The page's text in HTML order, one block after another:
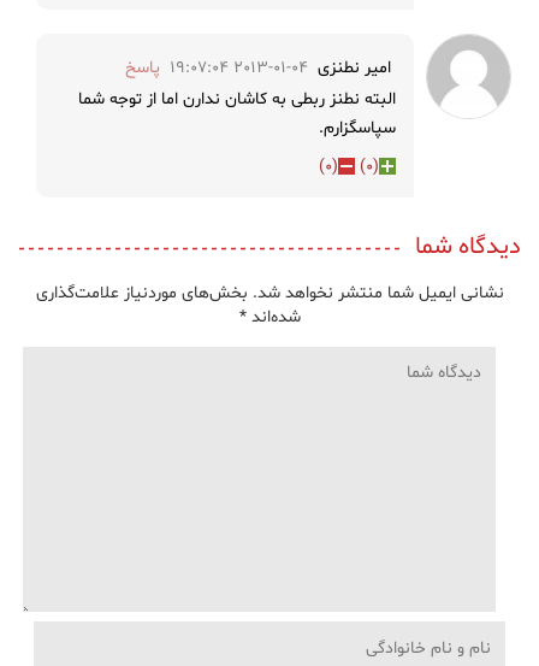
امیر نطنزی 2013-01-04 19:07:04
پاسخ
البته نطنز ربطی به کاشان ندارن اما از توجه شما
سپاسگزارم.
(
0
)
(
0
)
دیدگاه شما
نشانی ایمیل شما منتشر نخواهد شد. بخش‌های موردنیاز علامت‌گذاری
شده‌اند*